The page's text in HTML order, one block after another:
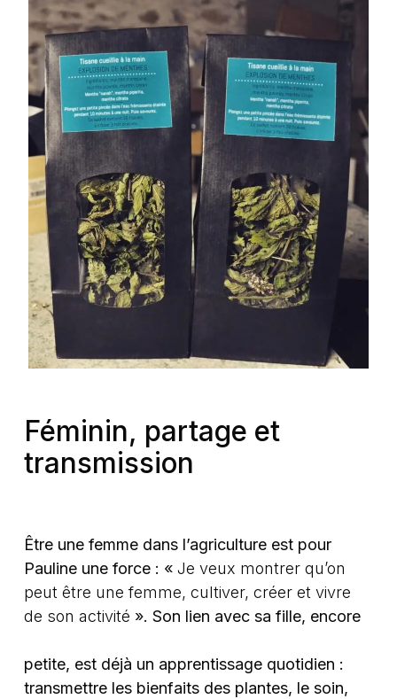
Féminin, partage et
transmission
Être une femme dans l’agriculture est pour
Pauline une force : « Je veux montrer qu’on
peut être une femme, cultiver, créer et vivre
de son activité ». Son lien avec sa fille, encore
petite, est déjà un apprentissage quotidien :
transmettre les bienfaits des plantes, le soin,